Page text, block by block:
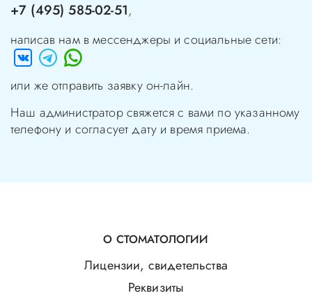
+7 (495) 585-02-51,
написав нам в мессенджеры и социальные сети:
или же отправить заявку он-лайн.
Наш администратор свяжется с вами по указанному
телефону и согласует дату и время приема.
О СТОМАТОЛОГИИ
Лицензии, свидетельства
Реквизиты